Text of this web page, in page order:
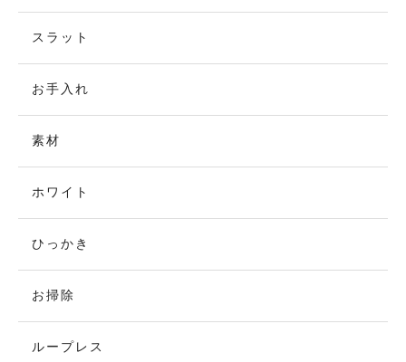
スラット
お手入れ
素材
ホワイト
ひっかき
お掃除
ループレス